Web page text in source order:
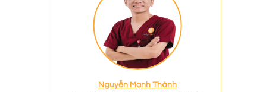
Nguyễn Mạnh Thành